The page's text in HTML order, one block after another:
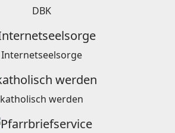
DBK
Internetseelsorge
katholisch werden